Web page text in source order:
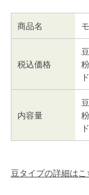
商品名
税込価格
内容量
豆タイプの詳細は